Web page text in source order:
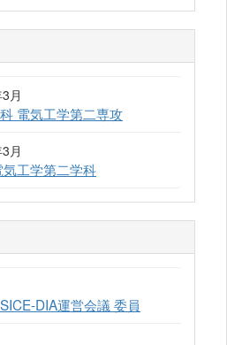
月
電気工学第二専攻
月
工学第二学科
DIA運営会議 委員